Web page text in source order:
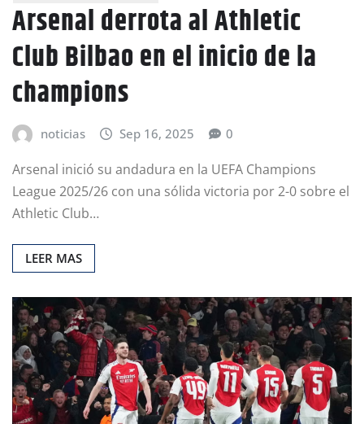
Arsenal derrota al Athletic
Club Bilbao en el inicio de la
champions
noticias Sep 16, 2025 0
Arsenal inició su andadura en la UEFA Champions
League 2025/26 con una sólida victoria por 2-0 sobre el
Athletic Club…
LEER MAS